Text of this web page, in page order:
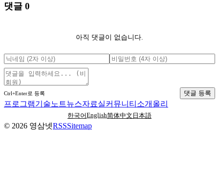
댓글 0
아직 댓글이 없습니다.
Ctrl+Enter로 등록 댓글 등록
프로그램기술노트뉴스자료실커뮤니티 소개 올리
한국어English简体中文 日本語
© 2026 영삼넷RSSSitemap